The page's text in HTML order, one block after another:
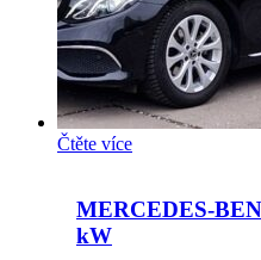
Čtěte více
MERCEDES-
kW